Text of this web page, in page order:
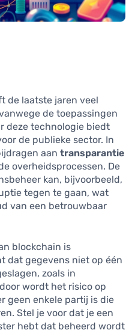
de laatste jaren veel
de toepassingen
deze technologie biedt
de publieke sector. In
aan transparantie
overheidsprocessen. De
kan, bijvoorbeeld,
tegen te gaan, wat
van een betrouwbaar
blockchain is
dat gegevens niet op één
zoals in
wordt het risico op
geen enkele partij is die
Stel je voor dat je een
hebt dat beheerd wordt